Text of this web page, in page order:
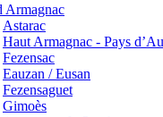
Armagnac
Astarac
Haut Armagnac - Pays
Fezensac
Eauzan / Eusan
Fezensaguet
Gimoès